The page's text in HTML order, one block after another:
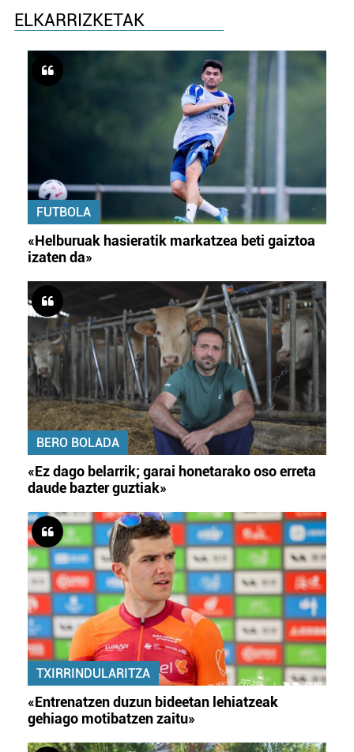
ELKARRIZKETAK
FUTBOLA
«Helburuak hasieratik markatzea beti gaiztoa
izaten da»
BERO BOLADA
«Ez dago belarrik; garai honetarako oso erreta
daude bazter guztiak»
TXIRRINDULARITZA
«Entrenatzen duzun bideetan lehiatzeak
gehiago motibatzen zaitu»